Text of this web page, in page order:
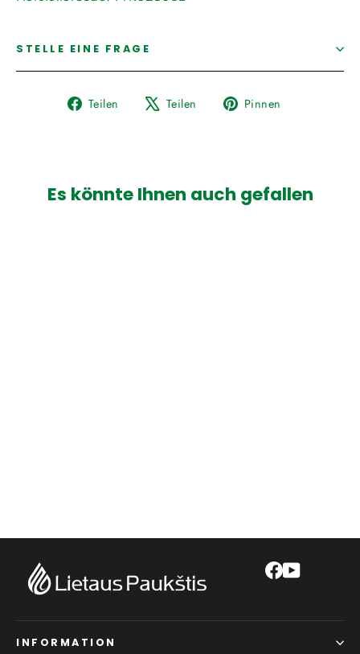
STELLE EINE FRAGE
Teilen
Auf
Teilen
Auf
Pinnen
Es könnte Ihnen auch gefallen
Facebook
YouTube
INFORMATION